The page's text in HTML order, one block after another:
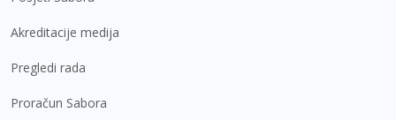
Akreditacije medija
Pregledi rada
Proračun Sabora